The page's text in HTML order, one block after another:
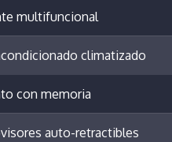
multifuncional
climatizado
con memoria
auto-retractibles